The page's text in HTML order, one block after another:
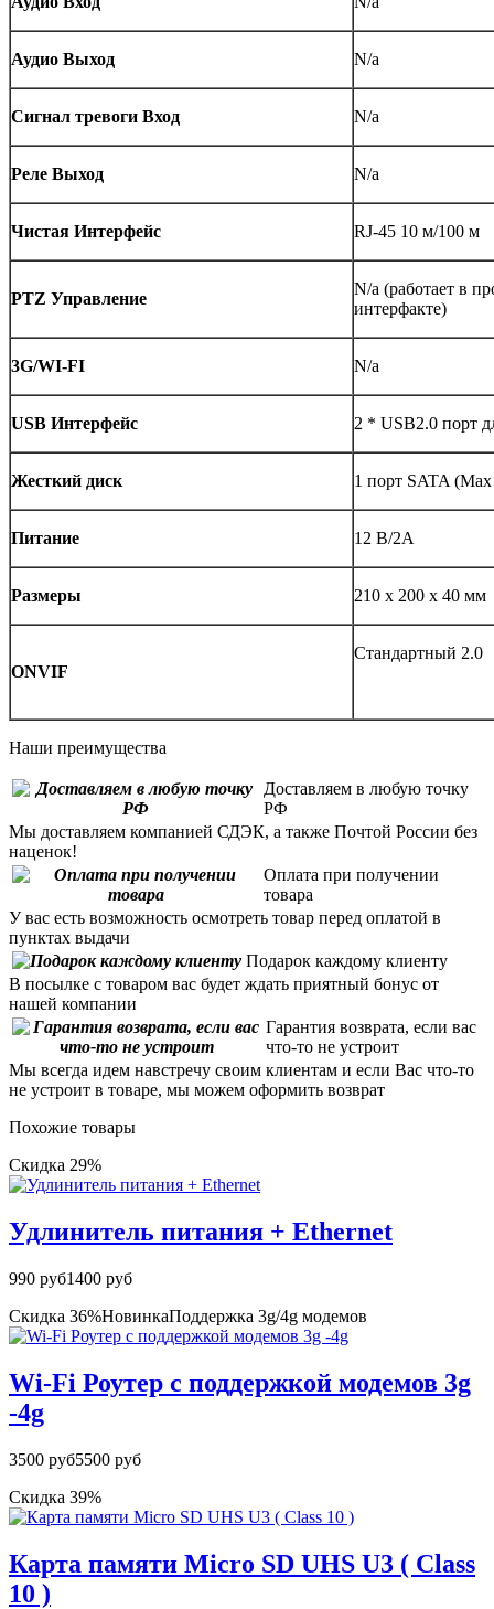
Аудио Выход N/a
Сигнал тревоги Вход N/a
Реле Выход N/a
Чистая Интерфейс RJ-45 10 м/100 м
PTZ Управление
N/a (работает в
интерфакте)
3G/WI-FI N/a
USB Интерфейс 2 * USB2.0 порт
Жесткий диск 1 порт SATA
Питание 12 В/2A
Размеры 210 х 200 х 40 мм
ONVIF
Стандартный 2.0
Наши преимущества
Доставляем в любую точку
РФ
Мы доставляем компанией СДЭК, а также Почтой России без
наценок!
Оплата при получении
товара
У вас есть возможность осмотреть товар перед оплатой в
пунктах выдачи
Подарок каждому клиенту
В посылке с товаром вас будет ждать приятный бонус от
нашей компании
Гарантия возврата, если вас
что-то не устроит
Мы всегда идем навстречу своим клиентам и если Вас что-то
не устроит в товаре, мы можем оформить возврат
Похожие товары
Скидка 29%
Удлинитель питания + Ethernet
990 руб1400 руб
Скидка 36%НовинкаПоддержка 3g/4g модемов
Wi-Fi Роутер с поддержкой модемов 3g
-4g
3500 руб5500 руб
Скидка 39%
Карта памяти Micro SD UHS U3 ( Class
10 )